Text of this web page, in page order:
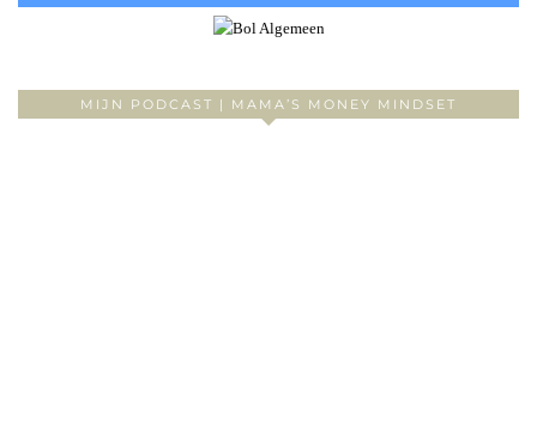
MIJN PODCAST | MAMA’S MONEY MINDSET